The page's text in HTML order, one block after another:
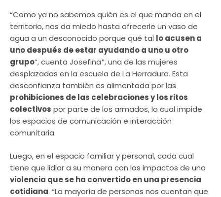
“Como ya no sabemos quién es el que manda en el
territorio, nos da miedo hasta ofrecerle un vaso de
agua a un desconocido porque qué tal lo acusen a
uno después de estar ayudando a uno u otro
grupo”, cuenta Josefina*, una de las mujeres
desplazadas en la escuela de La Herradura. Esta
desconfianza también es alimentada por las
prohibiciones de las celebraciones y los ritos
colectivos por parte de los armados, lo cual impide
los espacios de comunicación e interacción
comunitaria.
Luego, en el espacio familiar y personal, cada cual
tiene que lidiar a su manera con los impactos de una
violencia que se ha convertido en una presencia
cotidiana. “La mayoría de personas nos cuentan que